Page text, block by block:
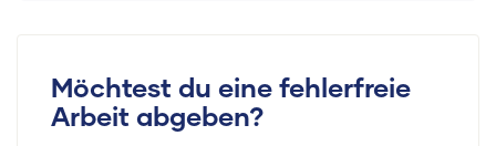
Möchtest du eine fehlerfreie
Arbeit abgeben?